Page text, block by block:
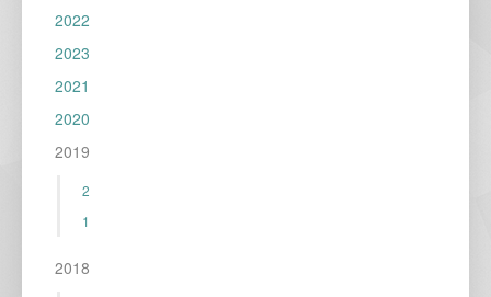
2022
2023
2021
2020
2019
2
1
2018